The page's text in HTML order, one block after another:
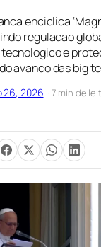
enciclica
regulacao
e
avanco das big
26, 2026 · 7 min de